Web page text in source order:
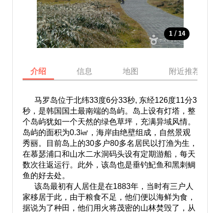
1 / 14
介绍 信息 地图 附近推荐景点
马罗岛位于北纬33度6分33秒, 东经126度11分3
秒，是韩国国土最南端的岛屿。岛上设有灯塔，整
个岛屿犹如一个天然的绿色草坪，充满异域风情。
岛屿的面积为0.3㎢，海岸由绝壁组成，自然景观
秀丽。目前岛上的30多户80多名居民以打渔为生，
在慕瑟浦口和山水二水洞码头设有定期游船，每天
数次往返运行。此外，该岛也是垂钓魢鱼和黑刺鲷
鱼的好去处。
该岛最初有人居住是在1883年，当时有三户人
家移居于此，由于粮食不足，他们便以海鲜为食，
据说为了种田，他们用火将茂密的山林焚毁了，从